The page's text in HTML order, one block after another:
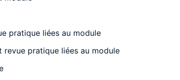
pratique liées au module
revue pratique liées au module